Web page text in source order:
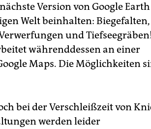
Version von Google
Welt beinhalten: Biegefalten,
und
währenddessen an einer
Maps. Die Möglichkeiten
bei der Verschleißzeit von
werden leider